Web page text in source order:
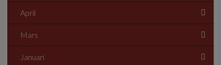
April
Mars
Januari